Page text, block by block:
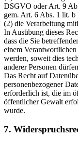
DSGVO oder Art. 9
gem. Art. 6 Abs. 1 lit.
(2) die Verarbeitung
In Ausübung dieses
dass die Sie
einem
werden, soweit dies
anderer Personen
Das Recht auf
personenbezogener
erforderlich ist, die im
öffentlicher Gewalt
wurde.
7.